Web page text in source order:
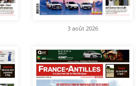
3 août 2026